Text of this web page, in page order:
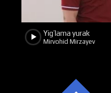
Yig’lama yurak
Mirvohid Mirzayev